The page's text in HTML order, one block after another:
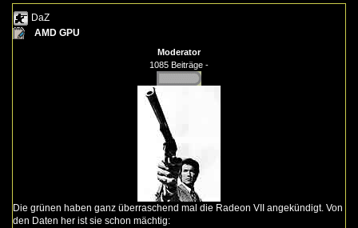
DaZ
AMD GPU
Moderator
1085 Beiträge -
Die grünen haben ganz überraschend mal die Radeon VII angekündigt. Von
den Daten her ist sie schon mächtig: